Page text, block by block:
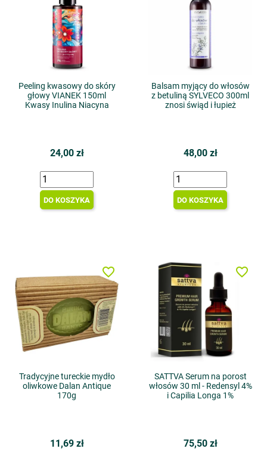
Peeling kwasowy do skóry
głowy VIANEK 150ml
Kwasy Inulina Niacyna
24,00 zł
DO KOSZYKA
Balsam myjący do włosów
z betuliną SYLVECO 300ml
znosi świąd i łupież
48,00 zł
DO KOSZYKA
Tradycyjne tureckie mydło
oliwkowe Dalan Antique
170g
11,69 zł
favorite_border
SATTVA Serum na porost
włosów 30 ml - Redensyl 4%
i Capilia Longa 1%
75,50 zł
favorite_border